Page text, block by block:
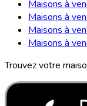
Maisons à
Maisons à
Maisons à
Maisons à
Trouvez votre